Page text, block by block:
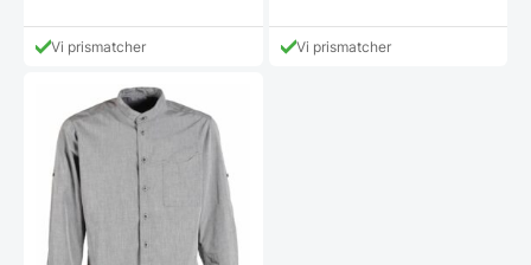
Vi prismatcher
169,95 DKK.
pris
er:Vi prismatcher